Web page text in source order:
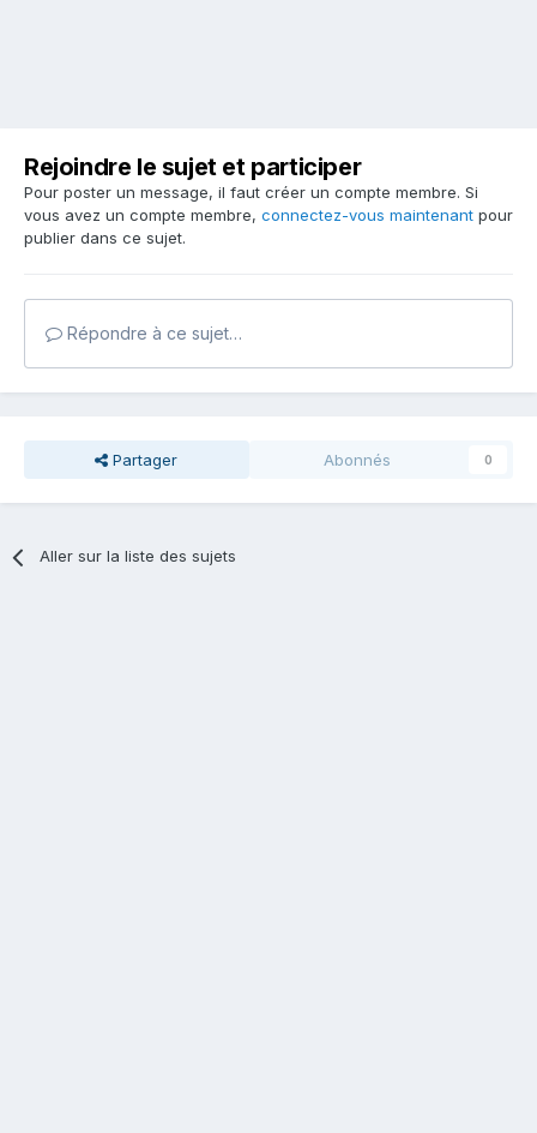
Rejoindre le sujet et participer
Pour poster un message, il faut créer un compte membre. Si
vous avez un compte membre, connectez-vous maintenant pour
publier dans ce sujet.
Répondre à ce sujet…
Partager Abonnés 0
Aller sur la liste des sujets